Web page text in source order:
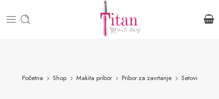
Početna Shop Makita pribor Pribor za zavrtanje Setovi